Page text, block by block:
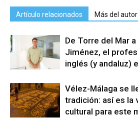
Artículo relacionados Más del autor
De Torre del Mar a
Jiménez, el
inglés (y andaluz)
Vélez-Málaga se
tradición: así es la
cultural para este